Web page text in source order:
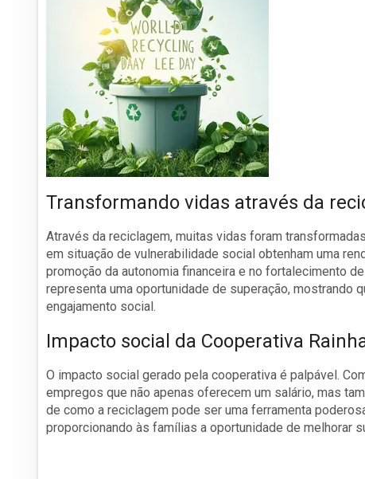
Transformando vidas através da
Através da reciclagem, muitas vidas foram
em situação de vulnerabilidade social obtenham uma
promoção da autonomia financeira e no fortalecimento
representa uma oportunidade de superação,
engajamento social.
Impacto social da Cooperativa
O impacto social gerado pela cooperativa é palpável.
empregos que não apenas oferecem um salário, mas
de como a reciclagem pode ser uma ferramenta
proporcionando às famílias a oportunidade de melhorar